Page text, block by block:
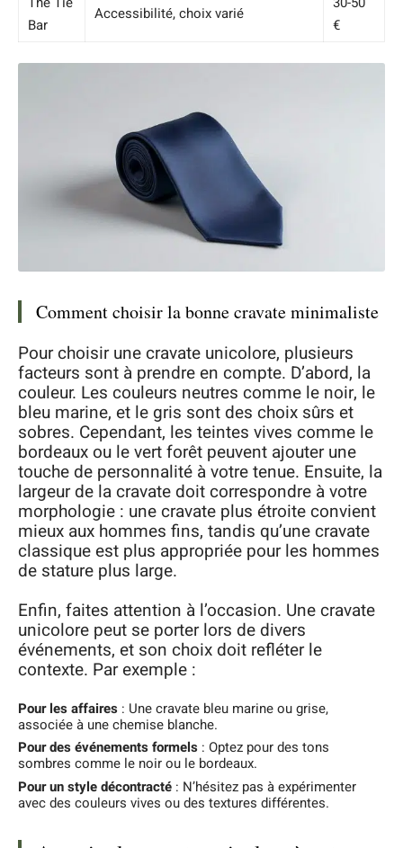
Bar
Accessibilité, choix varié
€
Comment choisir la bonne cravate minimaliste
Pour choisir une cravate unicolore, plusieurs
facteurs sont à prendre en compte. D’abord, la
couleur. Les couleurs neutres comme le noir, le
bleu marine, et le gris sont des choix sûrs et
sobres. Cependant, les teintes vives comme le
bordeaux ou le vert forêt peuvent ajouter une
touche de personnalité à votre tenue. Ensuite, la
largeur de la cravate doit correspondre à votre
morphologie : une cravate plus étroite convient
mieux aux hommes fins, tandis qu’une cravate
classique est plus appropriée pour les hommes
de stature plus large.
Enfin, faites attention à l’occasion. Une cravate
unicolore peut se porter lors de divers
événements, et son choix doit refléter le
contexte. Par exemple :
Pour les affaires : Une cravate bleu marine ou grise,
associée à une chemise blanche.
Pour des événements formels : Optez pour des tons
sombres comme le noir ou le bordeaux.
Pour un style décontracté : N’hésitez pas à expérimenter
avec des couleurs vives ou des textures différentes.